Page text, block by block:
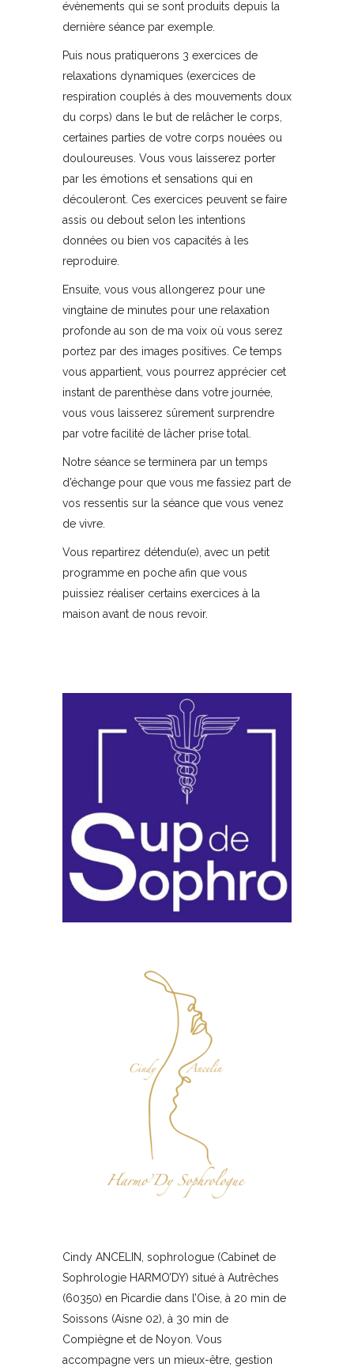
évènements qui se sont produits depuis la
dernière séance par exemple.
Puis nous pratiquerons 3 exercices de
relaxations dynamiques (exercices de
respiration couplés à des mouvements doux
du corps) dans le but de relâcher le corps,
certaines parties de votre corps nouées ou
douloureuses. Vous vous laisserez porter
par les émotions et sensations qui en
découleront. Ces exercices peuvent se faire
assis ou debout selon les intentions
données ou bien vos capacités à les
reproduire.
Ensuite, vous vous allongerez pour une
vingtaine de minutes pour une relaxation
profonde au son de ma voix où vous serez
portez par des images positives. Ce temps
vous appartient, vous pourrez apprécier cet
instant de parenthèse dans votre journée,
vous vous laisserez sûrement surprendre
par votre facilité de lâcher prise total.
Notre séance se terminera par un temps
d’échange pour que vous me fassiez part de
vos ressentis sur la séance que vous venez
de vivre.
Vous repartirez détendu(e), avec un petit
programme en poche afin que vous
puissiez réaliser certains exercices à la
maison avant de nous revoir.
Cindy ANCELIN, sophrologue (Cabinet de
Sophrologie HARMO’DY) situé à Autrêches
(60350) en Picardie dans l’Oise, à 20 min de
Soissons (Aisne 02), à 30 min de
Compiègne et de Noyon. Vous
accompagne vers un mieux-être, gestion